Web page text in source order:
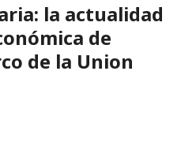
la actualidad
de
de la Union